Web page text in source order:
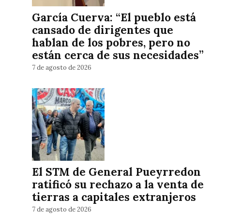
García Cuerva: “El pueblo está
cansado de dirigentes que
hablan de los pobres, pero no
están cerca de sus necesidades”
7 de agosto de 2026
El STM de General Pueyrredon
ratificó su rechazo a la venta de
tierras a capitales extranjeros
7 de agosto de 2026